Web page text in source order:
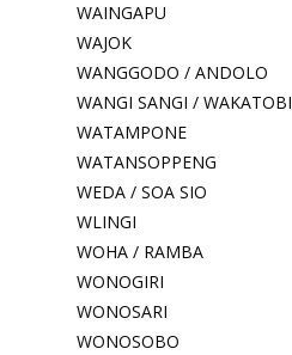
WAINGAPU
WAJOK
WANGGODO / ANDOLO
WANGI SANGI / WAKATOBI
WATAMPONE
WATANSOPPENG
WEDA / SOA SIO
WLINGI
WOHA / RAMBA
WONOGIRI
WONOSARI
WONOSOBO